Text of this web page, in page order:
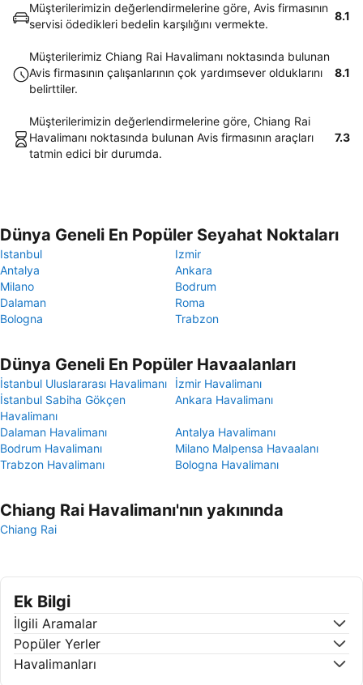
Müşterilerimizin değerlendirmelerine göre, Avis firmasının
servisi ödedikleri bedelin karşılığını vermekte.
8.1
Müşterilerimiz Chiang Rai Havalimanı noktasında bulunan
Avis firmasının çalışanlarının çok yardımsever olduklarını
belirttiler.
8.1
Müşterilerimizin değerlendirmelerine göre, Chiang Rai
Havalimanı noktasında bulunan Avis firmasının araçları
tatmin edici bir durumda.
7.3
Dünya Geneli En Popüler Seyahat Noktaları
Istanbul
Izmir
Antalya
Ankara
Milano
Bodrum
Dalaman
Roma
Bologna
Trabzon
Dünya Geneli En Popüler Havaalanları
İstanbul Uluslararası Havalimanı
İzmir Havalimanı
İstanbul Sabiha Gökçen
Havalimanı
Ankara Havalimanı
Dalaman Havalimanı
Antalya Havalimanı
Bodrum Havalimanı
Milano Malpensa Havaalanı
Trabzon Havalimanı
Bologna Havalimanı
Chiang Rai Havalimanı'nın yakınında
Chiang Rai
Ek Bilgi
İlgili Aramalar
Popüler Yerler
Havalimanları